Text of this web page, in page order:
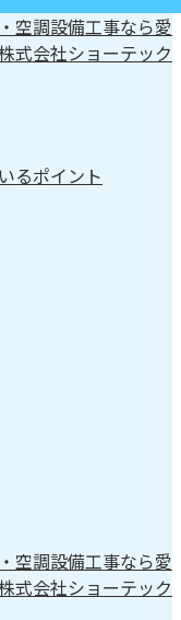
るポイント